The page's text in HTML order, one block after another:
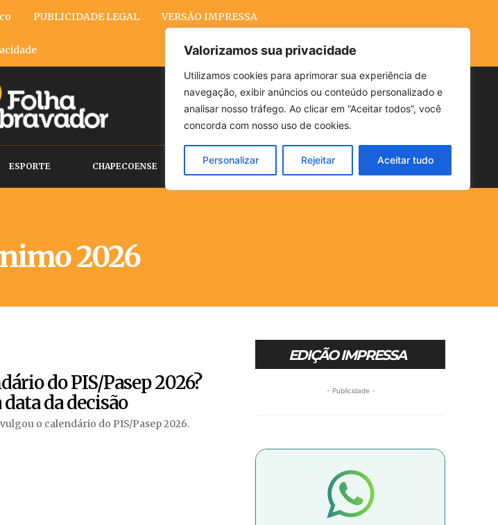
Valorizamos sua privacidade
Utilizamos cookies para aprimorar sua experiência de
navegação, exibir anúncios ou conteúdo personalizado e
analisar nosso tráfego. Ao clicar em “Aceitar todos”, você
concorda com nosso uso de cookies.
Personalizar Rejeitar Aceitar tudo
PUBLICIDADE LEGAL VERSÃO IMPRESSA
Buscar
ESPORTE CHAPECOENSE POLÍTICA CLIMA ECONOMIA
2026
do PIS/Pasep 2026?
da decisão
o calendário do PIS/Pasep 2026.
EDIÇÃO IMPRESSA
- Publicidade -